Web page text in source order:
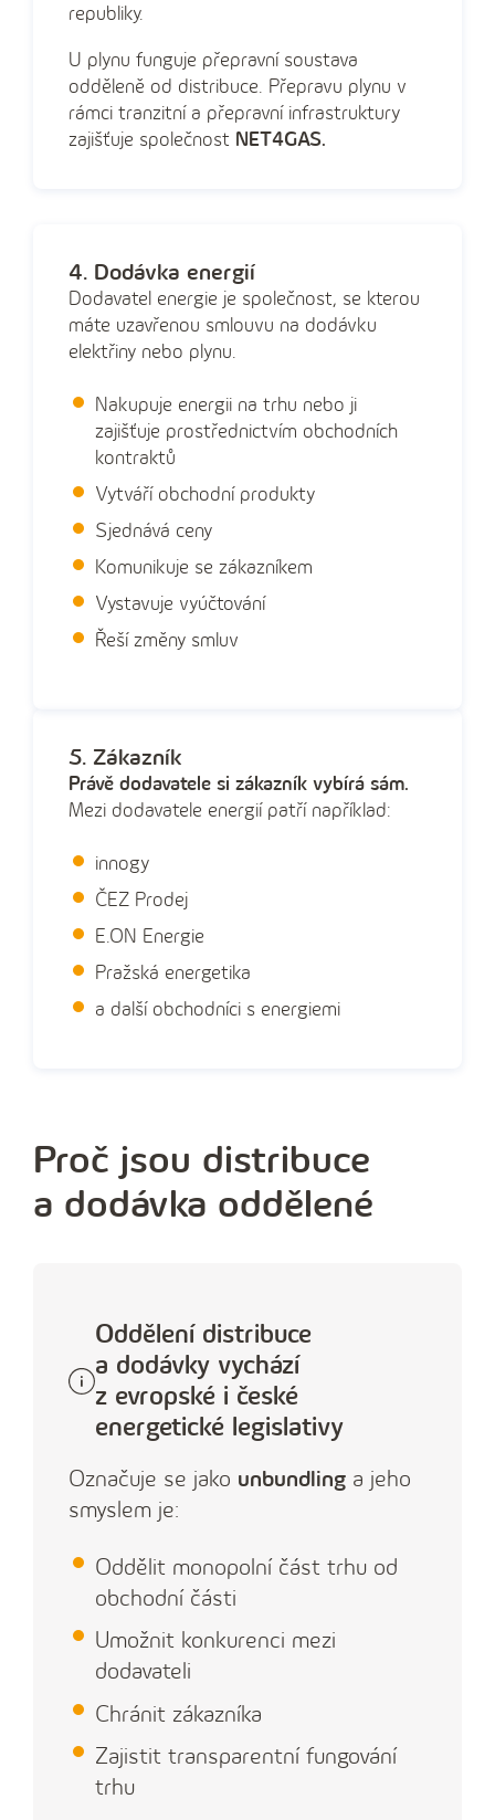
republiky.
U plynu funguje přepravní soustava
odděleně od distribuce. Přepravu plynu v
rámci tranzitní a přepravní infrastruktury
zajišťuje společnost NET4GAS.
4. Dodávka energií
Dodavatel energie je společnost, se kterou
máte uzavřenou smlouvu na dodávku
elektřiny nebo plynu.
Nakupuje energii na trhu nebo ji
zajišťuje prostřednictvím obchodních
kontraktů
Vytváří obchodní produkty
Sjednává ceny
Komunikuje se zákazníkem
Vystavuje vyúčtování
Řeší změny smluv
5. Zákazník
Právě dodavatele si zákazník vybírá sám.
Mezi dodavatele energií patří například:
innogy
ČEZ Prodej
E.ON Energie
Pražská energetika
a další obchodníci s energiemi
Proč jsou distribuce
a dodávka oddělené
Oddělení distribuce
a dodávky vychází
z evropské i české
energetické legislativy
Označuje se jako unbundling a jeho
smyslem je:
Oddělit monopolní část trhu od
obchodní části
Umožnit konkurenci mezi
dodavateli
Chránit zákazníka
Zajistit transparentní fungování
trhu